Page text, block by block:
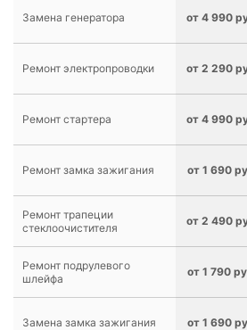
Замена генератора от 4 990
Ремонт электропроводки от 2 290
Ремонт стартера от 4 990
Ремонт замка зажигания от 1 690
Ремонт трапеции
стеклоочистителя
от 2 490
Ремонт подрулевого
шлейфа
от 1 790
Замена замка зажигания от 1 690